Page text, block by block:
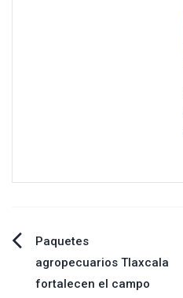
Navegación
de
Paquetes
agropecuarios Tlaxcala
fortalecen el campo